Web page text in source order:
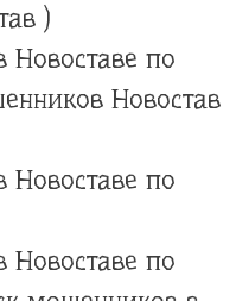
)
по
Новостав
по
по